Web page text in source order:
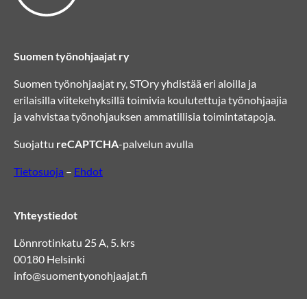
Suomen työnohjaajat ry
Suomen työnohjaajat ry, STOry yhdistää eri aloilla ja
erilaisilla viitekehyksillä toimivia koulutettuja työnohjaajia
ja vahvistaa työnohjauksen ammatillisia toimintatapoja.
Suojattu reCAPTCHA-palvelun avulla
Tietosuoja – Ehdot
Yhteystiedot
Lönnrotinkatu 25 A, 5. krs
00180 Helsinki
info@suomentyonohjaajat.fi